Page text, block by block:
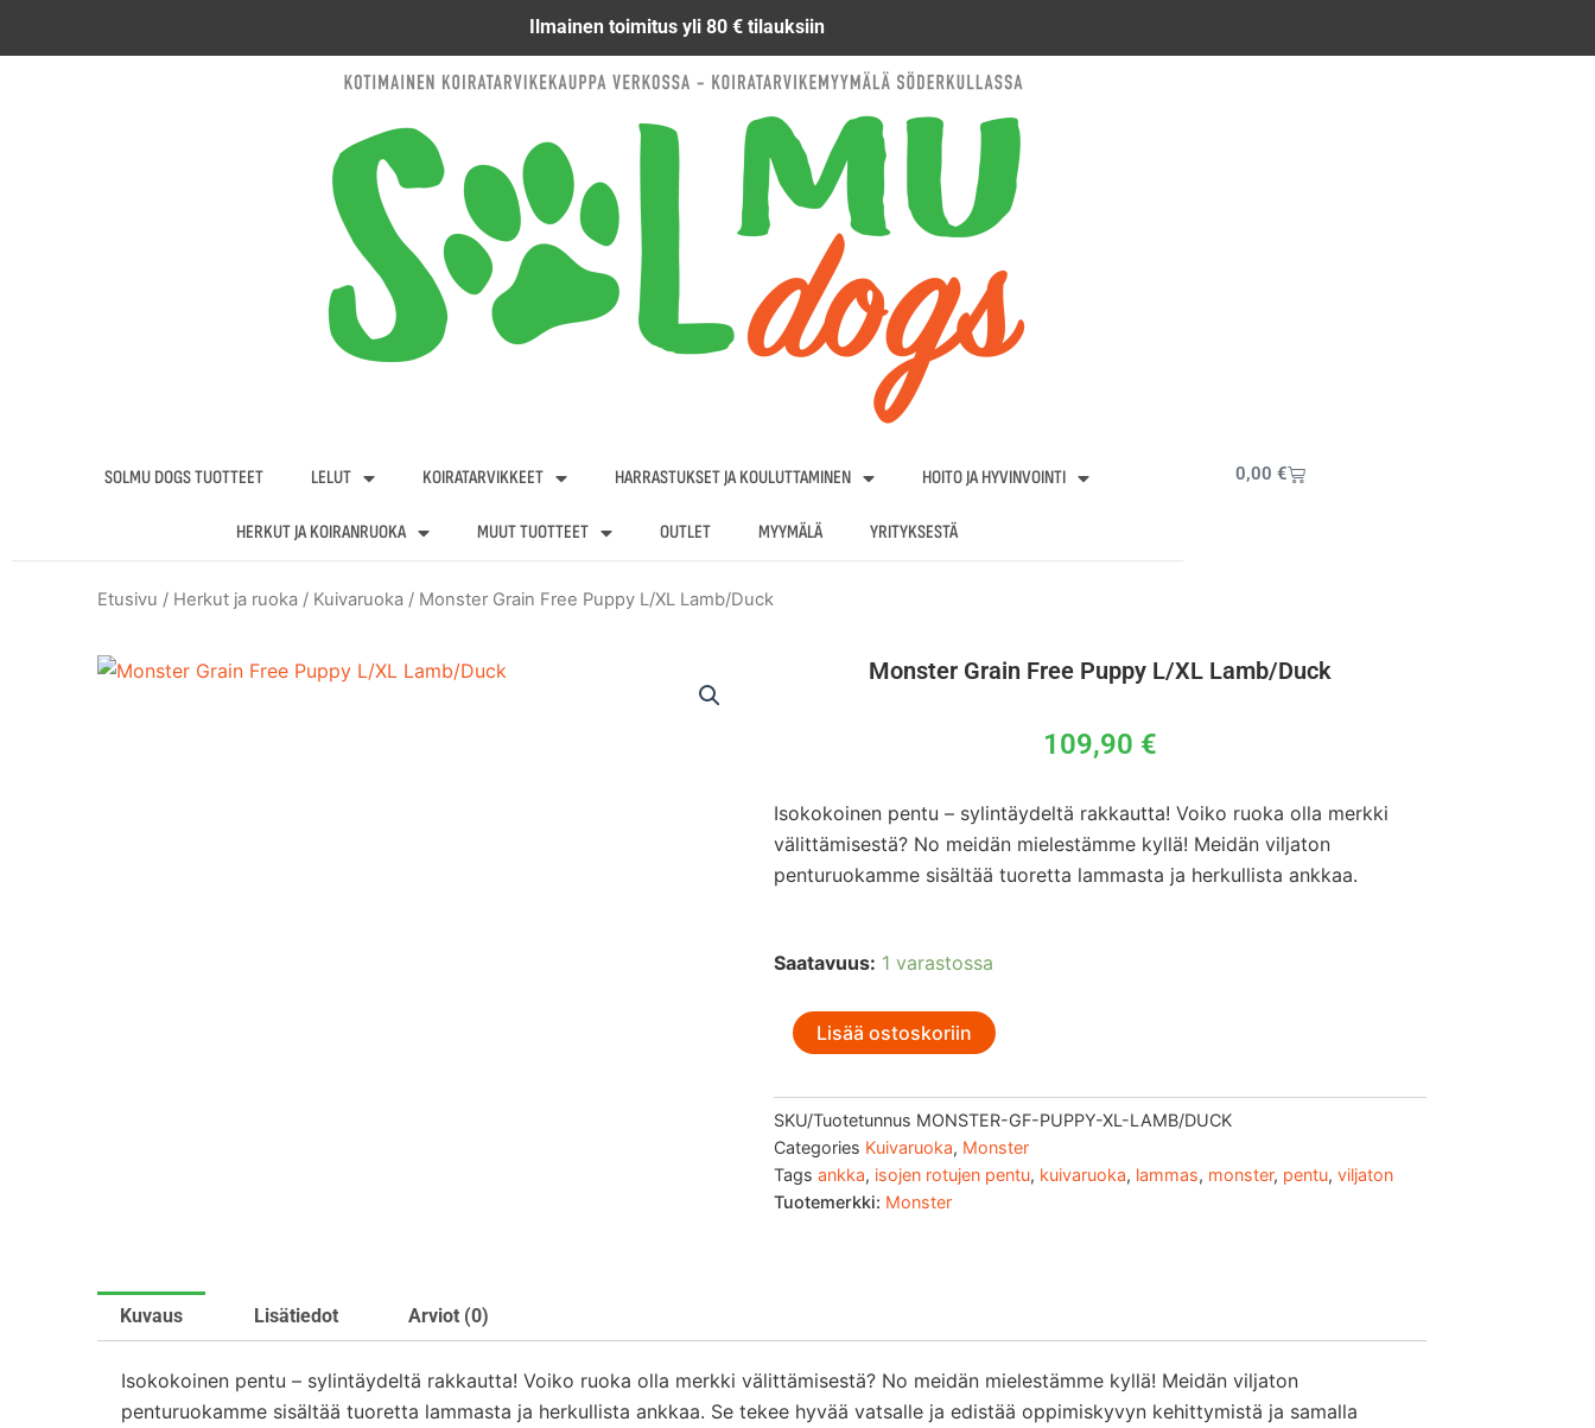
Ilmainen toimitus yli 80 € tilauksiin
SOLMU DOGS TUOTTEET LELUT KOIRATARVIKKEET HARRASTUKSET JA KOULUTTAMINEN HOITO JA HYVINVOINTI
HERKUT JA KOIRANRUOKA MUUT TUOTTEET OUTLET MYYMÄLÄ YRITYKSESTÄ
0,00 €Cart
Etusivu / Herkut ja ruoka / Kuivaruoka / Monster Grain Free Puppy L/XL Lamb/Duck
Monster Grain Free Puppy L/XL Lamb/Duck
109,90 €
Isokokoinen pentu – sylintäydeltä rakkautta! Voiko ruoka olla merkki
välittämisestä? No meidän mielestämme kyllä! Meidän viljaton
penturuokamme sisältää tuoretta lammasta ja herkullista ankkaa.
Saatavuus: 1 varastossa
Monster
Puppy
L/XL
määrä
Lisää ostoskoriin
SKU/Tuotetunnus MONSTER-GF-PUPPY-XL-LAMB/DUCK
Categories Kuivaruoka, Monster
Tags ankka, isojen rotujen pentu, kuivaruoka, lammas, monster, pentu, viljaton
Tuotemerkki: Monster
Kuvaus Lisätiedot Arviot (0)
Isokokoinen pentu – sylintäydeltä rakkautta! Voiko ruoka olla merkki välittämisestä? No meidän mielestämme kyllä! Meidän viljaton
penturuokamme sisältää tuoretta lammasta ja herkullista ankkaa. Se tekee hyvää vatsalle ja edistää oppimiskyvyn kehittymistä ja samalla